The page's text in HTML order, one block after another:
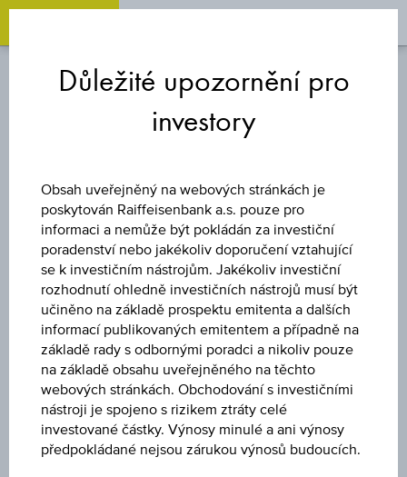
Quicklinks
AKCIE & INDEXY
Důležité upozornění pro
investory
Obsah uveřejněný na webových stránkách je
poskytován Raiffeisenbank a.s. pouze pro
informaci a nemůže být pokládán za investiční
poradenství nebo jakékoliv doporučení vztahující
se k investičním nástrojům. Jakékoliv investiční
rozhodnutí ohledně investičních nástrojů musí být
učiněno na základě prospektu emitenta a dalších
informací publikovaných emitentem a případně na
základě rady s odbornými poradci a nikoliv pouze
na základě obsahu uveřejněného na těchto
webových stránkách. Obchodování s investičními
nástroji je spojeno s rizikem ztráty celé
investované částky. Výnosy minulé a ani výnosy
předpokládané nejsou zárukou výnosů budoucích.